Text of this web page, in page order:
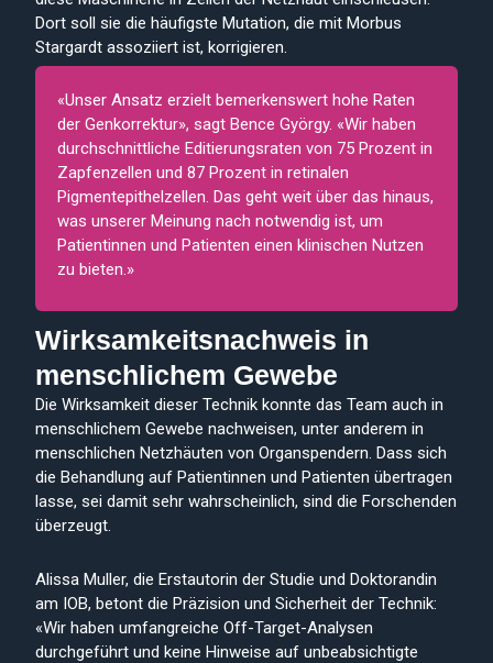
Dort soll sie die häufigste Mutation, die mit Morbus
Stargardt assoziiert ist, korrigieren.
«Unser Ansatz erzielt bemerkenswert hohe Raten
der Genkorrektur», sagt Bence György. «Wir haben
durchschnittliche Editierungsraten von 75 Prozent in
Zapfenzellen und 87 Prozent in retinalen
Pigmentepithelzellen. Das geht weit über das hinaus,
was unserer Meinung nach notwendig ist, um
Patientinnen und Patienten einen klinischen Nutzen
zu bieten.»
Wirksamkeitsnachweis in
menschlichem Gewebe
Die Wirksamkeit dieser Technik konnte das Team auch in
menschlichem Gewebe nachweisen, unter anderem in
menschlichen Netzhäuten von Organspendern. Dass sich
die Behandlung auf Patientinnen und Patienten übertragen
lasse, sei damit sehr wahrscheinlich, sind die Forschenden
überzeugt.
Alissa Muller, die Erstautorin der Studie und Doktorandin
am IOB, betont die Präzision und Sicherheit der Technik:
«Wir haben umfangreiche Off-Target-Analysen
durchgeführt und keine Hinweise auf unbeabsichtigte